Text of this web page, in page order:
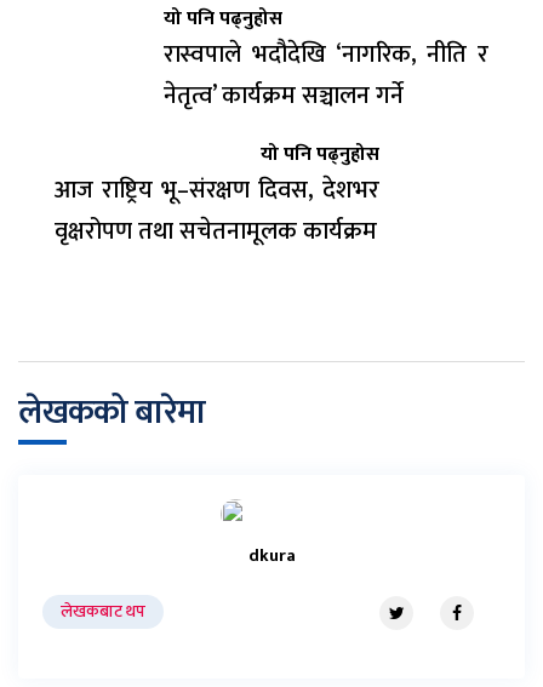
यो पनि पढ्नुहोस
रास्वपाले भदौदेखि ‘नागरिक, नीति र
नेतृत्व’ कार्यक्रम सञ्चालन गर्ने
यो पनि पढ्नुहोस
आज राष्ट्रिय भू–संरक्षण दिवस, देशभर
वृक्षरोपण तथा सचेतनामूलक कार्यक्रम
लेखकको बारेमा
dkura
लेखकबाट थप